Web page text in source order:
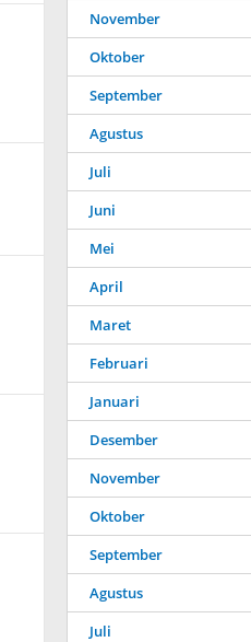
November
Oktober
September
Agustus
Juli
Juni
Mei
April
Maret
Februari
Januari
Desember
November
Oktober
September
Agustus
Juli